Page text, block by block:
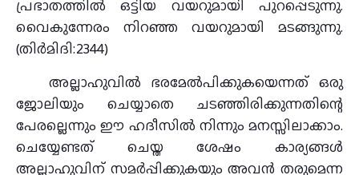
പ്രഭാതത്തില്‍ ഒട്ടിയ വയറുമായി പുറപ്പെടുന്നു.
വൈകുന്നേരം നിറഞ്ഞ വയറുമായി മടങ്ങുന്നു.
(തിര്‍മിദി:2344)
അല്ലാഹുവില്‍ ഭരമേല്‍പിക്കുകയെന്നത് ഒരു
ജോലിയും ചെയ്യാതെ ചടഞ്ഞിരിക്കുന്നതിന്റെ
പേരല്ലെന്നും ഈ ഹദീസില്‍ നിന്നും മനസ്സിലാക്കാം.
ചെയ്യേണ്ടത് ചെയ്ത ശേഷം കാര്യങ്ങള്‍
അല്ലാഹുവിന് സമര്‍പ്പിക്കുകയും അവന്‍ തരുമെന്ന